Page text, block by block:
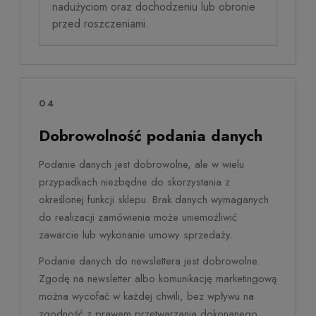
nadużyciom oraz dochodzeniu lub obronie
przed roszczeniami.
04
Dobrowolność podania danych
Podanie danych jest dobrowolne, ale w wielu
przypadkach niezbędne do skorzystania z
określonej funkcji sklepu. Brak danych wymaganych
do realizacji zamówienia może uniemożliwić
zawarcie lub wykonanie umowy sprzedaży.
Podanie danych do newslettera jest dobrowolne.
Zgodę na newsletter albo komunikację marketingową
można wycofać w każdej chwili, bez wpływu na